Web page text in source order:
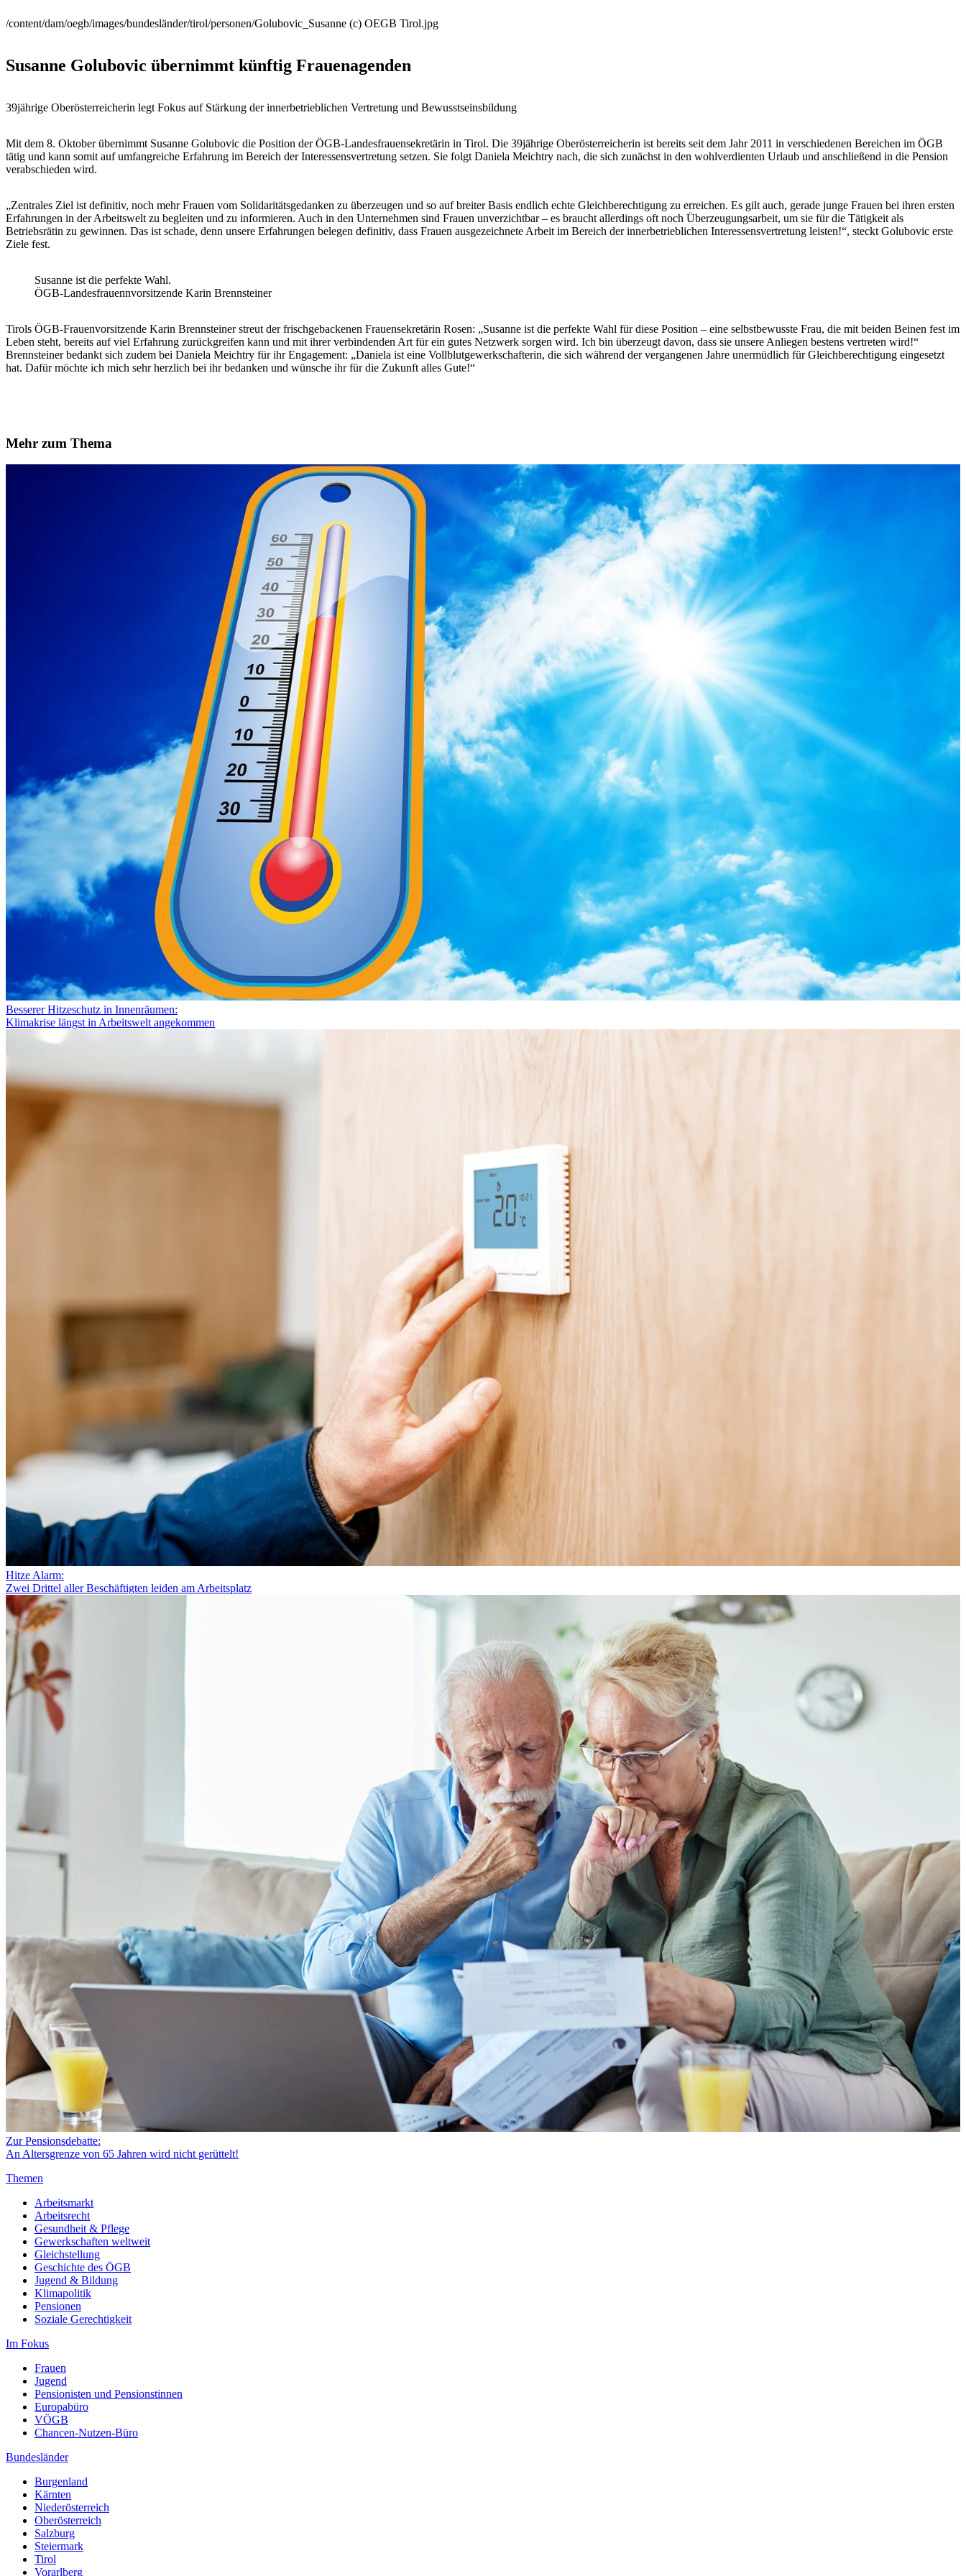
/content/dam/oegb/images/bundesländer/tirol/personen/Golubovic_Susanne (c) OEGB Tirol.jpg
Susanne Golubovic übernimmt künftig Frauenagenden
39jährige Oberösterreicherin legt Fokus auf Stärkung der innerbetrieblichen Vertretung und Bewusstseinsbildung
Mit dem 8. Oktober übernimmt Susanne Golubovic die Position der ÖGB-Landesfrauensekretärin in Tirol. Die 39jährige Oberösterreicherin ist bereits seit dem Jahr 2011 in verschiedenen Bereichen im ÖGB
tätig und kann somit auf umfangreiche Erfahrung im Bereich der Interessensvertretung setzen. Sie folgt Daniela Meichtry nach, die sich zunächst in den wohlverdienten Urlaub und anschließend in die Pension
verabschieden wird.
„Zentrales Ziel ist definitiv, noch mehr Frauen vom Solidaritätsgedanken zu überzeugen und so auf breiter Basis endlich echte Gleichberechtigung zu erreichen. Es gilt auch, gerade junge Frauen bei ihren ersten
Erfahrungen in der Arbeitswelt zu begleiten und zu informieren. Auch in den Unternehmen sind Frauen unverzichtbar – es braucht allerdings oft noch Überzeugungsarbeit, um sie für die Tätigkeit als
Betriebsrätin zu gewinnen. Das ist schade, denn unsere Erfahrungen belegen definitiv, dass Frauen ausgezeichnete Arbeit im Bereich der innerbetrieblichen Interessensvertretung leisten!“, steckt Golubovic erste
Ziele fest.
Susanne ist die perfekte Wahl.
ÖGB-Landesfrauennvorsitzende Karin Brennsteiner
Tirols ÖGB-Frauenvorsitzende Karin Brennsteiner streut der frischgebackenen Frauensekretärin Rosen: „Susanne ist die perfekte Wahl für diese Position – eine selbstbewusste Frau, die mit beiden Beinen fest im
Leben steht, bereits auf viel Erfahrung zurückgreifen kann und mit ihrer verbindenden Art für ein gutes Netzwerk sorgen wird. Ich bin überzeugt davon, dass sie unsere Anliegen bestens vertreten wird!“
Brennsteiner bedankt sich zudem bei Daniela Meichtry für ihr Engagement: „Daniela ist eine Vollblutgewerkschafterin, die sich während der vergangenen Jahre unermüdlich für Gleichberechtigung eingesetzt
hat. Dafür möchte ich mich sehr herzlich bei ihr bedanken und wünsche ihr für die Zukunft alles Gute!“
Mehr zum Thema
Besserer Hitzeschutz in Innenräumen:
Klimakrise längst in Arbeitswelt angekommen
Hitze Alarm:
Zwei Drittel aller Beschäftigten leiden am Arbeitsplatz
Zur Pensionsdebatte:
An Altersgrenze von 65 Jahren wird nicht gerüttelt!
Themen
Arbeitsmarkt
Arbeitsrecht
Gesundheit & Pflege
Gewerkschaften weltweit
Gleichstellung
Geschichte des ÖGB
Jugend & Bildung
Klimapolitik
Pensionen
Soziale Gerechtigkeit
Im Fokus
Frauen
Jugend
Pensionisten und Pensionstinnen
Europabüro
VÖGB
Chancen-Nutzen-Büro
Bundesländer
Burgenland
Kärnten
Niederösterreich
Oberösterreich
Salzburg
Steiermark
Tirol
Vorarlberg